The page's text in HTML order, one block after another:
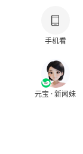
手机看
元宝 · 新闻妹